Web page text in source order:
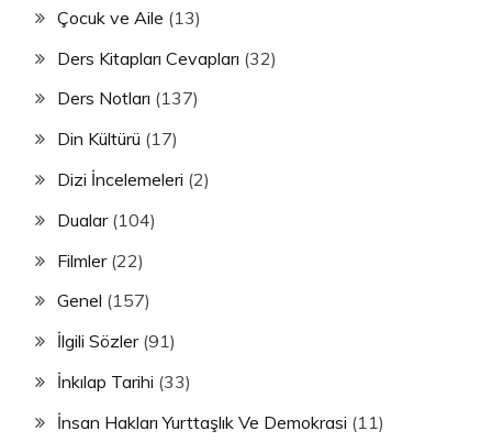
Çocuk ve Aile (13)
Ders Kitapları Cevapları (32)
Ders Notları (137)
Din Kültürü (17)
Dizi İncelemeleri (2)
Dualar(104)
Filmler(22)
Genel (157)
İlgili Sözler(91)
İnkılap Tarihi (33)
İnsan Hakları Yurttaşlık Ve Demokrasi (11)